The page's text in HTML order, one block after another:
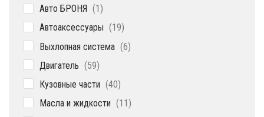
Авто БРОНЯ 1 1
Автоаксессуары 1919
Выхлопная система 66
Двигатель 5959
Кузовные части 4040
Масла и жидкости 1111